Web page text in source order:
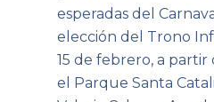
esperadas del
elección del Trono
15 de febrero, a partir
el Parque Santa